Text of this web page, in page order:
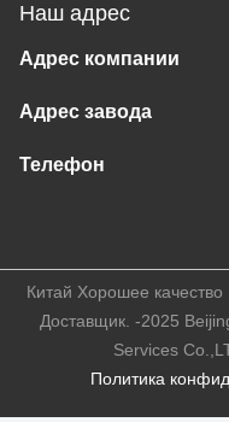
Наш адрес
Адрес компании
Адрес завода
Телефон
Политика
Китай Хорошее
Доставщик. -2025
Services